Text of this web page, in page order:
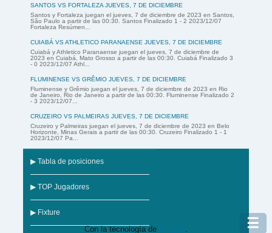
SANTOS VS FORTALEZA JUEVES, 7 DE DICIEMBRE
Santos y Fortaleza juegan el jueves, 7 de diciembre de 2023 en Santos,
São Paulo a partir de las 00:30. Santos Finalizado 1 - 2 2023/12/07
Fortaleza Resúmen...
CUIABÁ VS ATHLETICO PARANAENSE JUEVES, 7 DE DICIEMBRE
Cuiabá y Athletico Paranaense juegan el jueves, 7 de diciembre de
2023 en Cuiabá, Mato Grosso a partir de las 00:30. Cuiabá Finalizado 3
- 0 2023/12/07 Athl...
FLUMINENSE VS GRÊMIO JUEVES, 7 DE DICIEMBRE
Fluminense y Grêmio juegan el jueves, 7 de diciembre de 2023 en Rio
de Janeiro, Rio de Janeiro a partir de las 00:30. Fluminense Finalizado 2
- 3 2023/12/07...
CRUZEIRO VS PALMEIRAS JUEVES, 7 DE DICIEMBRE
Cruzeiro y Palmeiras juegan el jueves, 7 de diciembre de 2023 en Belo
Horizonte, Minas Gerais a partir de las 00:30. Cruzeiro Finalizado 1 - 1
2023/12/07 Pa...
☰
▶ Tabla de posiciones
▶ TOP Jugadores
▶ Fixture
Con la tecnología de .